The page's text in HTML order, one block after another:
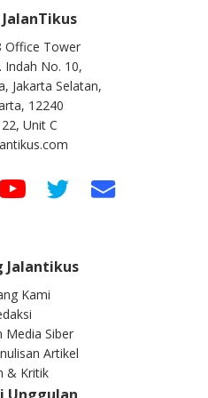
Office Tower
Indah No. 10,
Jakarta Selatan,
12240
Unit C
Jalantikus
Kami
Media Siber
Artikel
& Kritik